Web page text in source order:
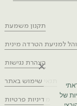
תקנון משמעת
למניעת הטרדה מינית
הצהרת נגישות
תנאי שימוש באתר
מדיניות פרטיות
של